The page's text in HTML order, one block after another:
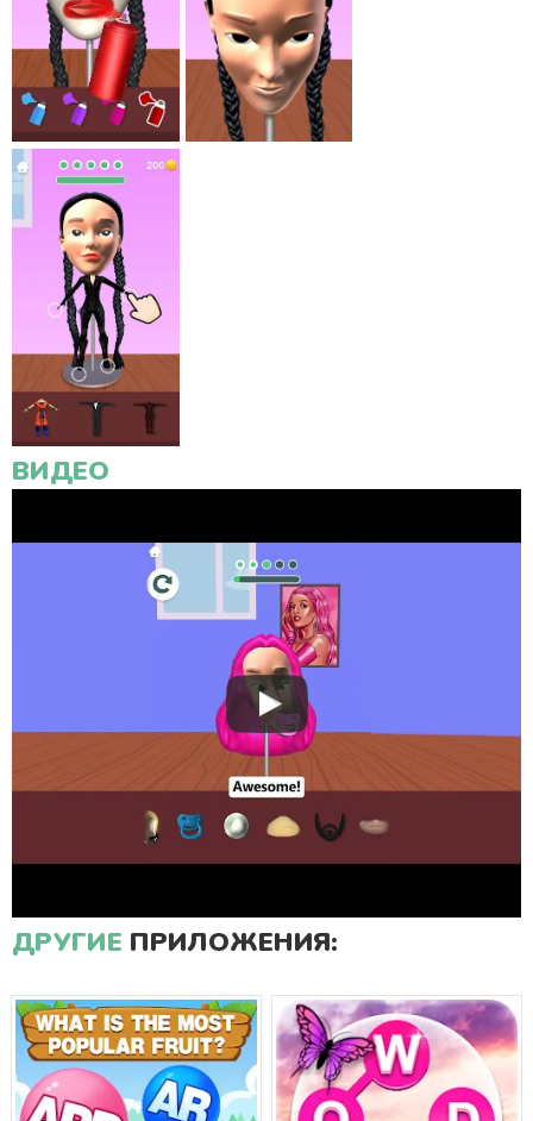
ВИДЕО
ДРУГИЕ ПРИЛОЖЕНИЯ: